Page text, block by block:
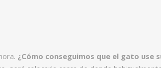
¿Cómo conseguimos que el gato use